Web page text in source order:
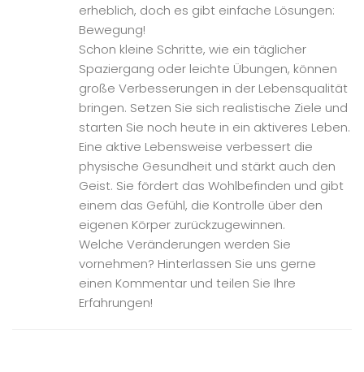
erheblich, doch es gibt einfache Lösungen:
Bewegung!
Schon kleine Schritte, wie ein täglicher
Spaziergang oder leichte Übungen, können
große Verbesserungen in der Lebensqualität
bringen. Setzen Sie sich realistische Ziele und
starten Sie noch heute in ein aktiveres Leben.
Eine aktive Lebensweise verbessert die
physische Gesundheit und stärkt auch den
Geist. Sie fördert das Wohlbefinden und gibt
einem das Gefühl, die Kontrolle über den
eigenen Körper zurückzugewinnen.
Welche Veränderungen werden Sie
vornehmen? Hinterlassen Sie uns gerne
einen Kommentar und teilen Sie Ihre
Erfahrungen!